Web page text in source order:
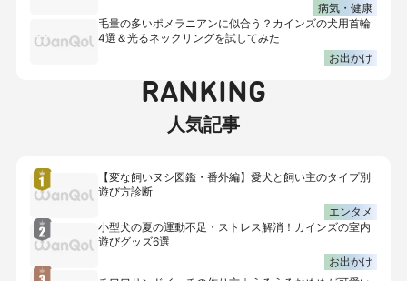
病気・健康
毛量の多いポメラニアンに似合う？カインズの犬用首輪
4選＆光るネックリングを試してみた
お出かけ
RANKING
人気記事
【変な飼いヌシ図鑑・番外編】愛犬と飼い主のタイプ別
遊び方診断
エンタメ
小型犬の夏の運動不足・ストレス解消！カインズの室内
遊びグッズ6選
お出かけ